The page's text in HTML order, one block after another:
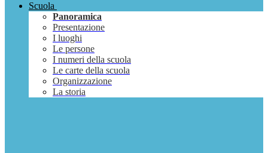
Scuola
Panoramica
Presentazione
I luoghi
Le persone
I numeri della scuola
Le carte della scuola
Organizzazione
La storia